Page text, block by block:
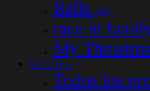
Ralis (22)
race in
My
VUELO (54)
Todos los